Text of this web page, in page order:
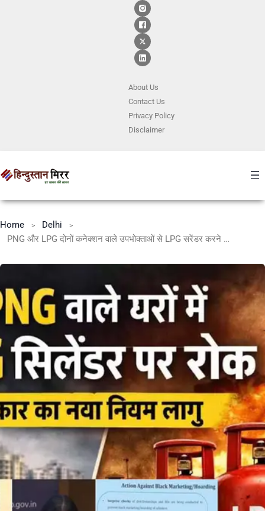
About Us
ContactUs
Privacy Policy
Disclaimer
Home
Delhi
PNG और LPG दोनों कनेक्शन वाले उपभोक्ताओं से LPG सरेंडर करने की अपील